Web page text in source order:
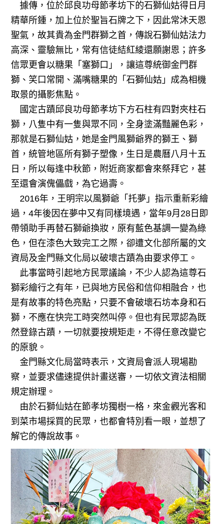
據傳，位於邱良功母節孝坊下的石獅仙姑得日月
精華所鍾，加上位於聖旨石牌之下，因此常沐天恩
聖氣，故其貴為金門群獅之首，傳說石獅仙姑法力
高深、靈驗無比，常有信徒結紅綾還願謝恩；許多
信眾更會以糖果「塞獅口」，讓這尊統御金門群
獅、笑口常開、滿嘴糖果的「石獅仙姑」成為相機
取景的攝影焦點。
國定古蹟邱良功母節孝坊下方石柱有四對夾柱石
獅，八隻中有一隻與眾不同，全身塗滿豔麗色彩，
那就是石獅仙姑，她是金門風獅爺界的獅王、獅
首，統管地區所有獅子塑像，生日是農曆八月十五
日，所以每逢中秋節，附近商家都會來祭拜它，甚
至還會演傀儡戲，為它過壽。
2016年，王明宗以風獅爺「托夢」指示重新彩繪
過，4年後因在夢中又有同樣境遇，當年9月28日即
帶領助手再替石獅爺換妝，原有藍色基調一變為綠
色，但在漆色大致完工之際，卻遭文化部所屬的文
資局及金門縣文化局以破壞古蹟為由要求停工。
此事當時引起地方民眾議論，不少人認為這尊石
獅彩繪行之有年，已與地方民俗和信仰相融合，也
是有故事的特色亮點，只要不會破壞石坊本身和石
獅，不應在快完工時突然叫停。但也有民眾認為既
然登錄古蹟，一切就要按規矩走，不得任意改變它
的原貌。
金門縣文化局當時表示，文資局會派人現場勘
察，並要求儘速提供計畫送審，一切依文資法相關
規定辦理。
由於石獅仙姑在節孝坊獨樹一格，來金觀光客和
到菜市場採買的民眾，也都會特別看一眼，並想了
解它的傳說故事。